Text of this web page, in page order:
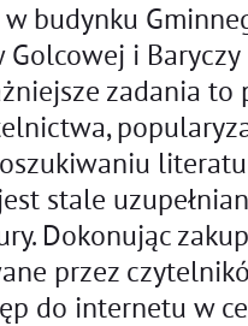
budynku
i Baryczy
zadania to
stale
Dokonując
przez
do internetu w